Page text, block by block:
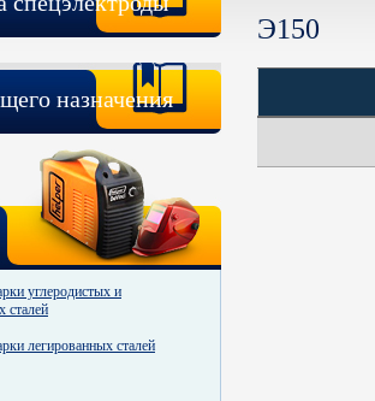
назначения
углеродистых и
сталей
легированных сталей
Э150